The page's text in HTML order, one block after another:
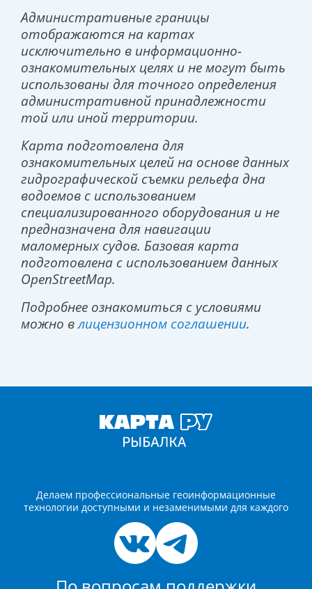
Административные границы
отображаются на картах
исключительно в информационно-
ознакомительных целях и не могут быть
использованы для точного определения
административной принадлежности
той или иной территории.
Карта подготовлена для
ознакомительных целей на основе данных
гидрографической съемки рельефа дна
водоемов с использованием
специализированного оборудования и не
предназначена для навигации
маломерных судов. Базовая карта
подготовлена с использованием данных
OpenStreetMap.
Подробнее ознакомиться с условиями
можно влицензионном соглашении.
Делаем профессиональные геоинформационные
технологии доступными и незаменимыми для каждого